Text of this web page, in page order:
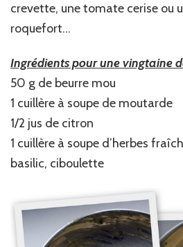
crevette, une tomate cerise ou
roquefort…
Ingrédients pour une vingtaine
50 g de beurre mou
1 cuillère à soupe de moutarde
1/2 jus de citron
1 cuillère à soupe d’herbes
basilic, ciboulette